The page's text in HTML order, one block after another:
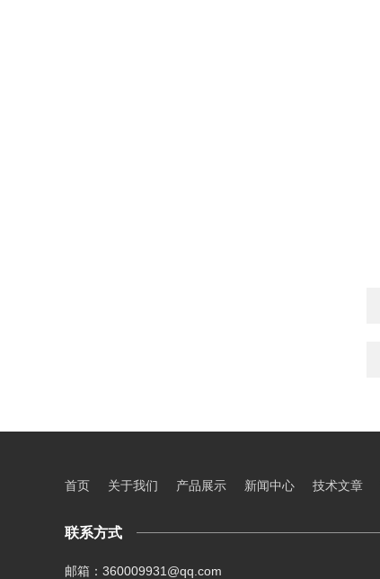
首页 关于我们 产品展示 新闻中心 技术文章
联系方式
邮箱：360009931@qq.com